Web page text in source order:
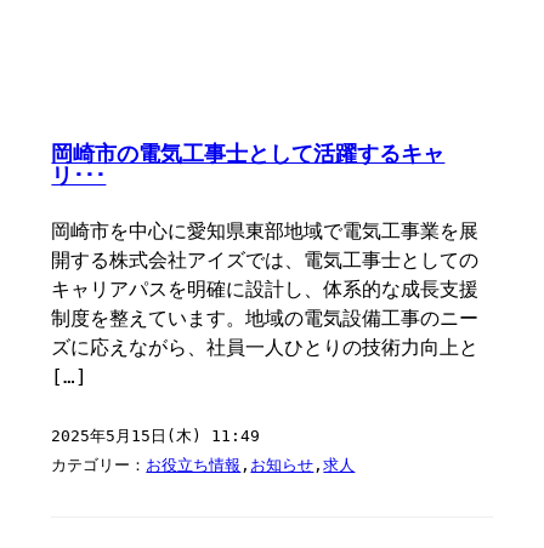
岡崎市の電気工事士として活躍するキャ
リ･･･
岡崎市を中心に愛知県東部地域で電気工事業を展
開する株式会社アイズでは、電気工事士としての
キャリアパスを明確に設計し、体系的な成長支援
制度を整えています。地域の電気設備工事のニー
ズに応えながら、社員一人ひとりの技術力向上と
[…]
2025年5月15日(木) 11:49
カテゴリー： お役立ち情報 , お知らせ ,求人